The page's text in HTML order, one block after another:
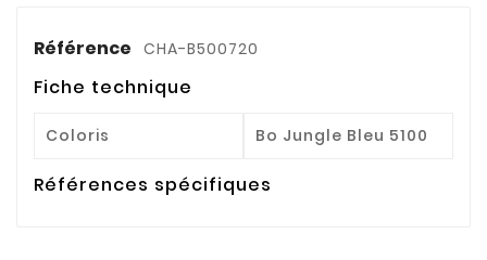
Référence CHA-B500720
Fiche technique
Coloris Bo Jungle Bleu 5100
Références spécifiques